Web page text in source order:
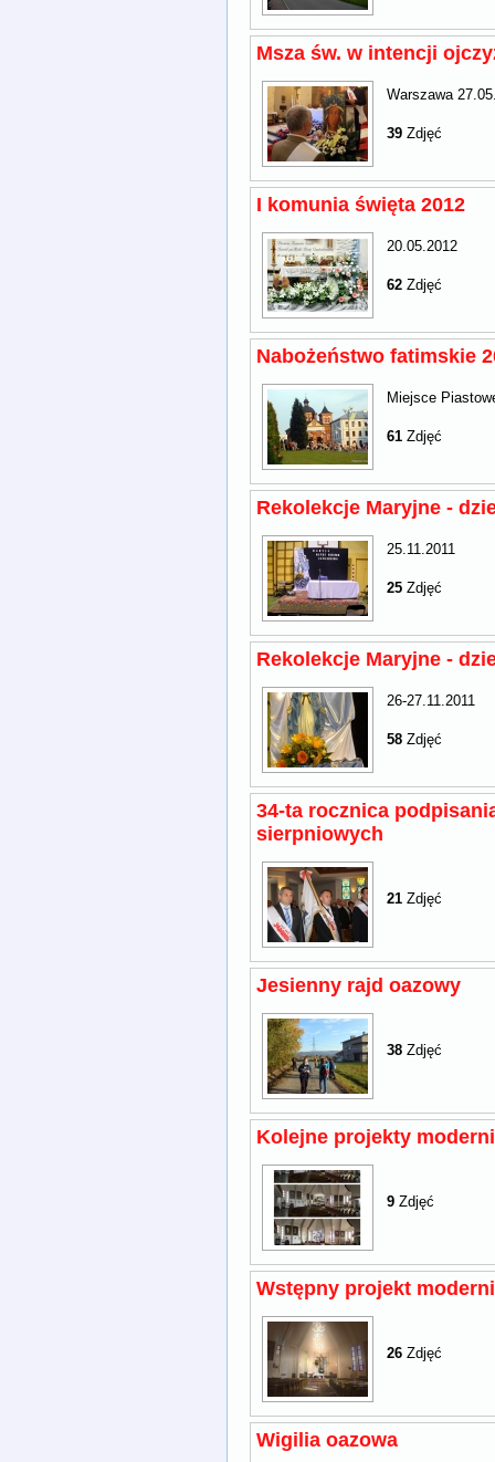
Msza św. w intencji
Warszawa
39 Zdjęć
I komunia święta 2012
20.05.2012
62 Zdjęć
Nabożeństwo fatimskie
Miejsce
61 Zdjęć
Rekolekcje Maryjne -
25.11.2011
25 Zdjęć
Rekolekcje Maryjne -
26-27.11.2011
58 Zdjęć
34-ta rocznica
sierpniowych
21 Zdjęć
Jesienny rajd oazowy
38 Zdjęć
Kolejne projekty
9 Zdjęć
Wstępny projekt
26 Zdjęć
Wigilia oazowa